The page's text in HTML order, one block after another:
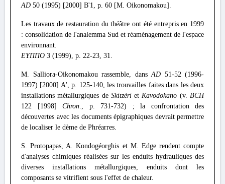
AD 50 (1995) [2000] Β'1, p. 60 [M. Oikonomakou].
Les travaux de restauration du théâtre ont été entrepris en 1999
: consolidation de l'analemma Sud et réaménagement de l'espace
environnant.
ΕΥΠΠΟ 3 (1999), p. 22-23, 31.
M. Salliora-Oikonomakou rassemble, dansAD 51-52 (1996-
1997) [2000] A', p. 125-140, les trouvailles faites dans les deux
installations métallurgiques de SkitzérietKavodokano (v.BCH
122 [1998] Chron., p. 731-732) ; la confrontation des
découvertes avec les documents épigraphiques devrait permettre
de localiser le dème de Phréarres.
S. Protopapas, A. Kondogéorghis et M. Edge rendent compte
d'analyses chimiques réalisées sur les enduits hydrauliques des
diverses installations métallurgiques, enduits dont les
composants se vitrifient sous l'effet de chaleur.